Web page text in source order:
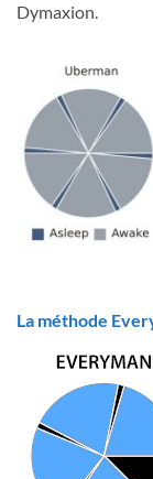
Dymaxion.
La méthode